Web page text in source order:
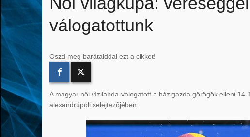
válogatottunk
Oszd meg barátaiddal ezt a cikket!
A magyar női vízilabda-válogatott a házigazda görögök elleni
alexandrúpoli selejtezőjében.